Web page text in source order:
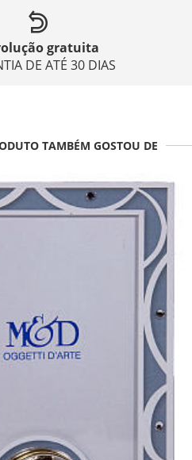
gratuita
DE ATÉ 30 DIAS
TAMBÉM GOSTOU DE